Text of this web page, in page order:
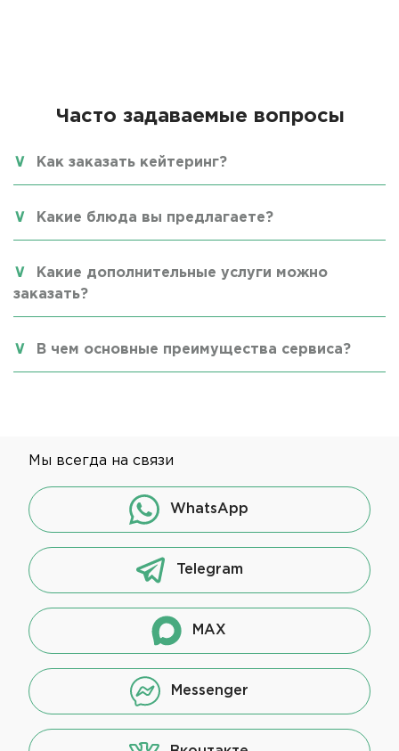
Часто задаваемые вопросы
Как заказать кейтеринг?
Какие блюда вы предлагаете?
Какие дополнительные услуги можно
заказать?
В чем основные преимущества сервиса?
Мы всегда на связи
WhatsApp
Telegram
MAX
Messenger